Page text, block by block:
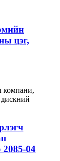
цэг,
2085-04